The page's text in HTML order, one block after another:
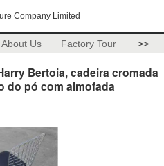
Company Limited
About Us Factory Tour >>
Bertoia, cadeira cromada
do pó com almofada